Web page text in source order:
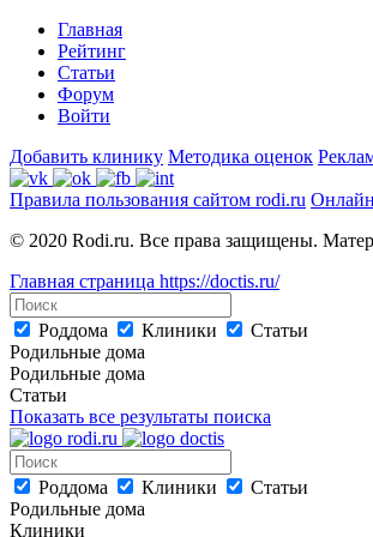
Главная
Рейтинг
Статьи
Форум
Войти
Добавить клинику Методика оценок
Правила пользования сайтом rodi.ru
© 2020 Rodi.ru. Все права защищены.
Главная страница https://doctis.ru/
Роддома Клиники
Статьи
Родильные дома
Родильные дома
Статьи
Показать все результаты поиска
Роддома Клиники
Статьи
Родильные дома
Клиники